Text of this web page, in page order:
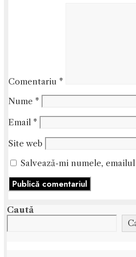
Comentariu *
Nume *
Email *
Site web
Salvează-mi numele,
Caută